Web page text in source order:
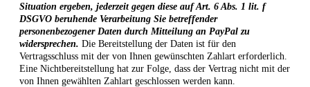
Situation ergeben, jederzeit gegen diese auf Art. 6 Abs. 1 lit. f
DSGVO beruhende Verarbeitung Sie betreffender
personenbezogener Daten durch Mitteilung an PayPal zu
widersprechen. Die Bereitstellung der Daten ist für den
Vertragsschluss mit der von Ihnen gewünschten Zahlart erforderlich.
Eine Nichtbereitstellung hat zur Folge, dass der Vertrag nicht mit der
von Ihnen gewählten Zahlart geschlossen werden kann.